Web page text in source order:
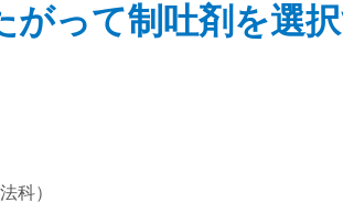
がって制吐剤を選
科）